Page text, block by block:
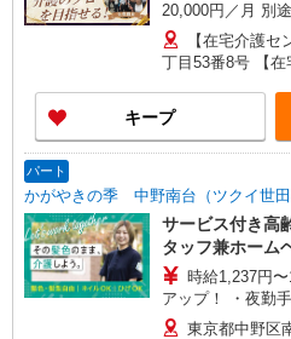
20,000円／月 別
月） 別途残業手
代全額支給
【在宅介護
丁目53番8号 【
【在宅介護セン
四丁目14-6 メゾ
ター西東京】東
ンハイツ101号
京都練馬区石神井
【在宅介護セン
目19-8
キープ
パート
かがやきの季 中野南台（ツクイ世田
サービス付き高
タッフ兼ホーム
時給1,237円〜1,430円 ★土日
アップ！ ・夜勤
円/月 ※給与幅は
東京都中野区